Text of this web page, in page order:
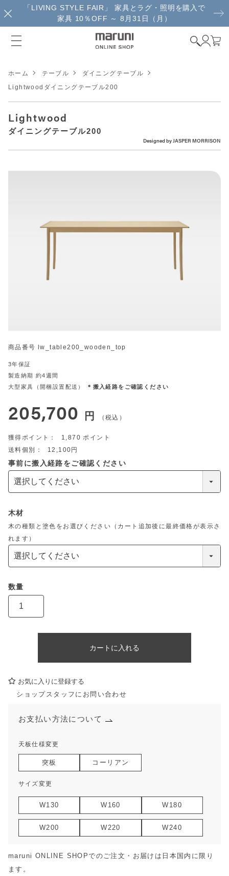
「LIVING STYLE FAIR」 家具とラグ・照明を購入で
家具 10％OFF ～ 8月31日（月）
ホーム テーブル
ダイニングテーブル
Lightwoodダイニングテーブル200
Lightwood
ダイニングテーブル200
Designed byJASPER MORRISON
商品番号 lw_table200_wooden_top
3年保証
製造納期 約4週間
大型家具（開梱設置配送）
＊搬入経路をご確認ください
205,700 税込
1,870
12,100
事前に搬入経路をご確認ください
木材
木の種類と塗色をお選びください（カート追加後に最終価格が表示さ
れます）
お気に入りに登録する
カートに入れる
ショップスタッフにお問い合わせ
天板仕様変更
突板 コーリアン
サイズ変更
W130 W160 W180
W200 W220 W240
お支払い方法について
maruni ONLINE SHOPでのご注文・お届けは日本国内に限り
ます。